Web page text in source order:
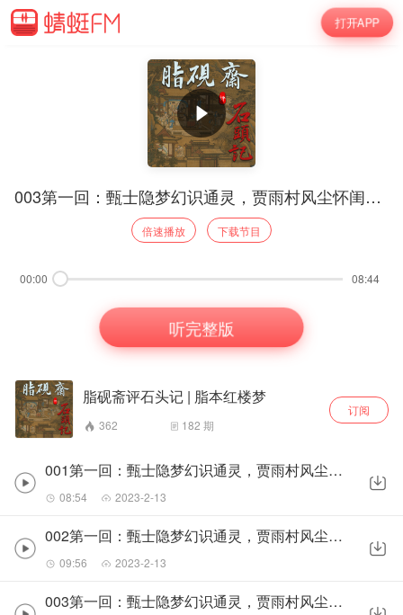
打开APP
003第一回：甄士隐梦幻识通灵，贾雨村风尘怀闺秀03
倍速播放 下载节目
00:00 08:44
听完整版
脂砚斋评石头记 | 脂本红楼梦
362 182 期
订阅
001第一回：甄士隐梦幻识通灵，贾雨村风尘怀闺秀01
08:54 2023-2-13
002第一回：甄士隐梦幻识通灵，贾雨村风尘怀闺秀02
09:56 2023-2-13
003第一回：甄士隐梦幻识通灵，贾雨村风尘怀闺秀03